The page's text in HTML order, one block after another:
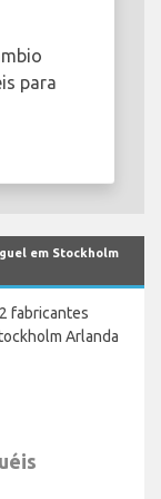
para
em Stockholm
fabricantes
Arlanda